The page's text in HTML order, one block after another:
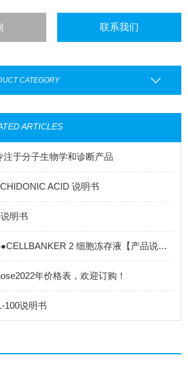
联系我们
CATEGORY
ARTICLES
于分子生物学和诊断产品
ACID 说明书
明书
amsbio●11914●CELLBANKER 2 细胞冻存液【产品说明书】
年价格表，欢迎订购！
100说明书